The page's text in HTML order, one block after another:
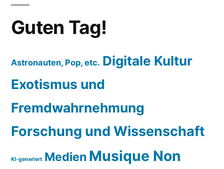
Guten Tag!
Astronauten, Pop, etc. Digitale Kultur
Exotismus und
Fremdwahrnehmung
Forschung und Wissenschaft
KI-generiert Medien Musique Non